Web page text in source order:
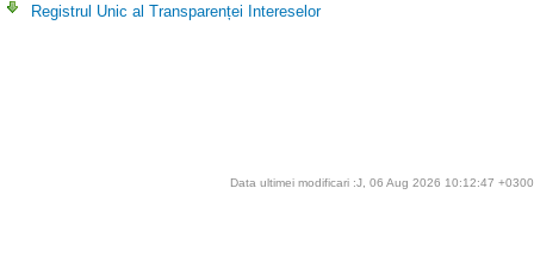
Registrul Unic al Transparenței Intereselor
Data ultimei modificari :J, 06 Aug 2026 10:12:47 +0300